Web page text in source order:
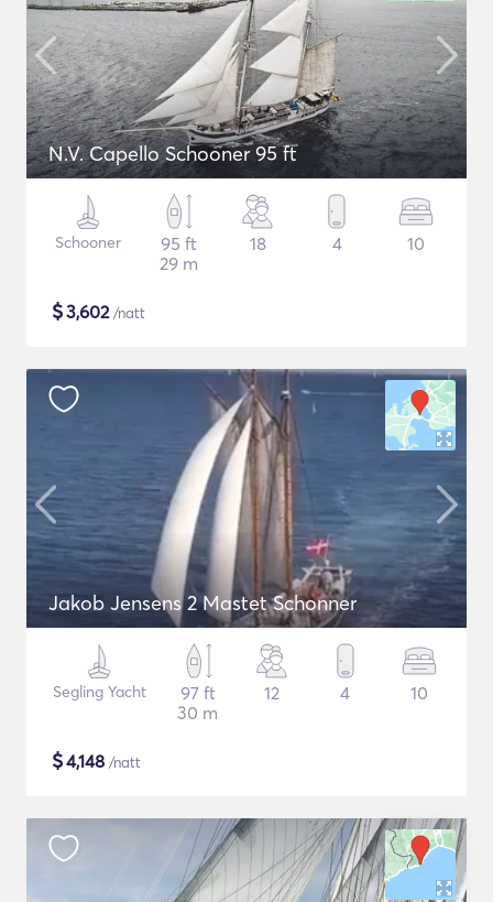
N.V. Capello Schooner 95 ft
Schooner
95 ft
29 m
18 4 10
$3,602/natt
Jakob Jensens 2 Mastet Schonner
Segling Yacht
97 ft
30 m
12 4 10
$4,148 /natt